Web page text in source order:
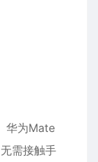
华为Mate
需接触手